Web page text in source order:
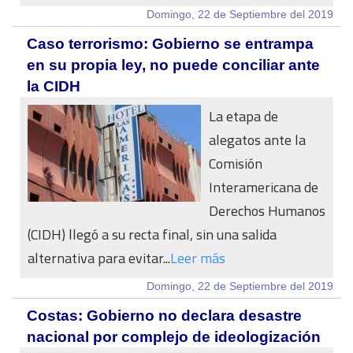
Domingo, 22 de Septiembre del 2019
Caso terrorismo: Gobierno se entrampa
en su propia ley, no puede conciliar ante
la CIDH
La etapa de
alegatos ante la
Comisión
Interamericana de
Derechos Humanos
(CIDH) llegó a su recta final, sin una salida
alternativa para evitar...Leer más
Domingo, 22 de Septiembre del 2019
Costas: Gobierno no declara desastre
nacional por complejo de ideologización